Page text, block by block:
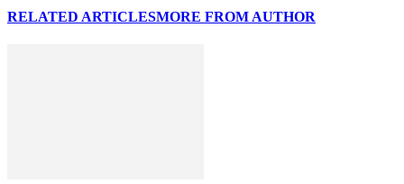
RELATED ARTICLESMORE FROM AUTHOR